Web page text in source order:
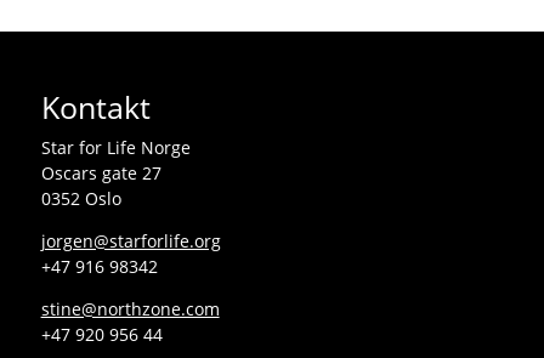
Kontakt
Star for Life Norge
Oscars gate 27
0352 Oslo
jorgen@starforlife.org
+47 916 98342
stine@northzone.com
+47 920 956 44